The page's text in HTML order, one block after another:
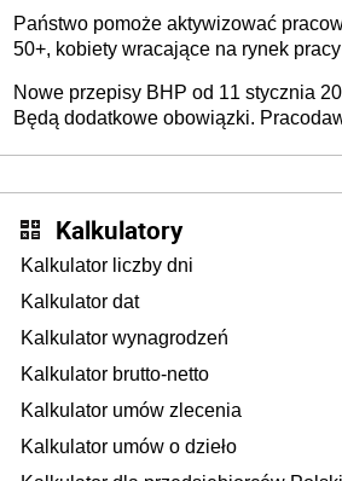
Państwo pomoże aktywizować
50+, kobiety wracające na rynek
osoby neuroatypowe. Powstanie
na rzecz Inkluzywności w
Nowe przepisy BHP od 11 stycznia
Będą dodatkowe obowiązki.
Kalkulatory
Kalkulator liczby dni
Kalkulator dat
Kalkulator wynagrodzeń
Kalkulator brutto-netto
Kalkulator umów zlecenia
Kalkulator umów o dzieło